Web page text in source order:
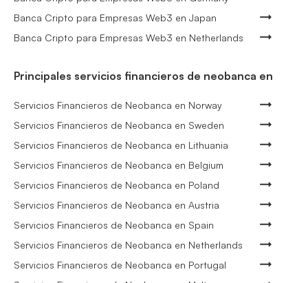
Banca Cripto para Empresas Web3 en Japan
Banca Cripto para Empresas Web3 en Netherlands
Principales servicios financieros de neobanca en
Servicios Financieros de Neobanca en Norway
Servicios Financieros de Neobanca en Sweden
Servicios Financieros de Neobanca en Lithuania
Servicios Financieros de Neobanca en Belgium
Servicios Financieros de Neobanca en Poland
Servicios Financieros de Neobanca en Austria
Servicios Financieros de Neobanca en Spain
Servicios Financieros de Neobanca en Netherlands
Servicios Financieros de Neobanca en Portugal